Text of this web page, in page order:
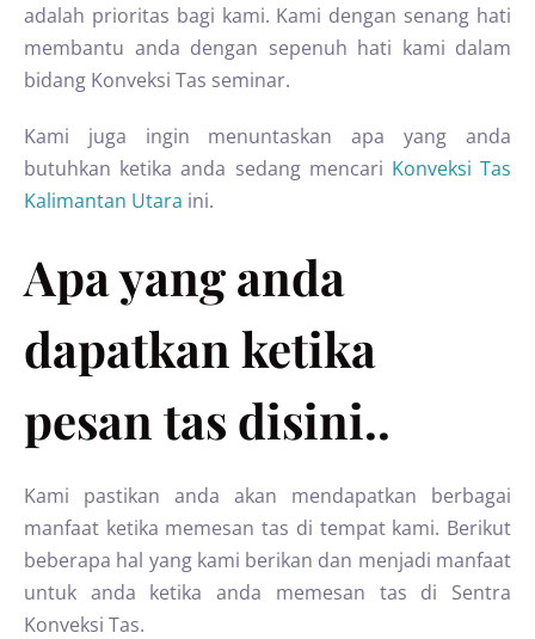
adalah prioritas bagi kami. Kami dengan senang hati
membantu anda dengan sepenuh hati kami dalam
bidang Konveksi Tas seminar.
Kami juga ingin menuntaskan apa yang anda
butuhkan ketika anda sedang mencari Konveksi Tas
Kalimantan Utara ini.
Apa yang anda
dapatkan ketika
pesan tas disini..
Kami pastikan anda akan mendapatkan berbagai
manfaat ketika memesan tas di tempat kami. Berikut
beberapa hal yang kami berikan dan menjadi manfaat
untuk anda ketika anda memesan tas di Sentra
Konveksi Tas.